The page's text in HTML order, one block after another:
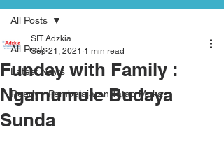
All Posts
Latest News
Ready - Pembelajaran Tatap Muka
All Posts
Funday with Family :
Ngamumule Budaya
Sunda
SIT Adzkia
Sep 21, 2021 1 min read